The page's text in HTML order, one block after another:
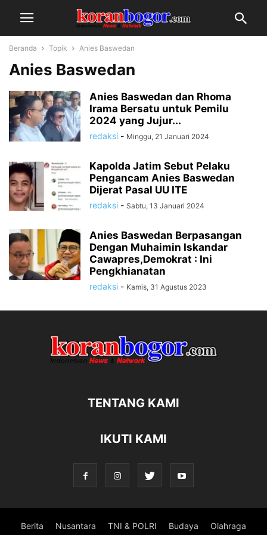
Beranda Topik Anies Baswedan
Anies Baswedan
Anies Baswedan dan Rhoma
Irama Bersatu untuk Pemilu
2024 yang Jujur...
redaksi - Minggu, 21 Januari 2024
Kapolda Jatim Sebut Pelaku
Pengancam Anies Baswedan
Dijerat Pasal UU ITE
redaksi - Sabtu, 13 Januari 2024
Anies Baswedan Berpasangan
Dengan Muhaimin Iskandar
Cawapres,Demokrat : Ini
Pengkhianatan
redaksi - Kamis, 31 Agustus 2023
TENTANG KAMI
IKUTI KAMI
Berita Nusantara TNI & POLRI Budaya Olahraga